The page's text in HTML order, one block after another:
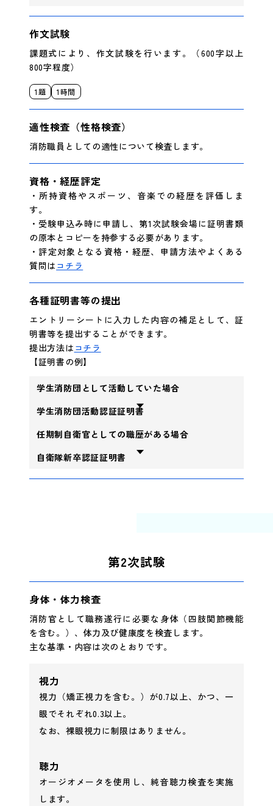
作文試験
課題式により、作文試験を行います。（600字以上
800字程度）
1題 1時間
適性検査（性格検査）
消防職員としての適性について検査します。
資格・経歴評定
・所持資格やスポーツ、音楽での経歴を評価しま
す。
・受験申込み時に申請し、第1次試験会場に証明書類
の原本とコピーを持参する必要があります。
・評定対象となる資格・経歴、申請方法やよくある
質問は コチラ
各種証明書等の提出
エントリーシートに入力した内容の補足として、証
明書等を提出することができます。
提出方法は コチラ
【証明書の例】
学生消防団として活動していた場合
学生消防団活動認証証明書
任期制自衛官としての職歴がある場合
自衛隊新卒認証証明書
第2次試験
身体・体力検査
消防官として職務遂行に必要な身体（四肢関節機能
を含む。）、体力及び健康度を検査します。
主な基準・内容は次のとおりです。
視力
視力（矯正視力を含む。）が0.7以上、かつ、一
眼でそれぞれ0.3以上。
なお、裸眼視力に制限はありません。
聴力
オージオメータを使用し、純音聴力検査を実施
します。